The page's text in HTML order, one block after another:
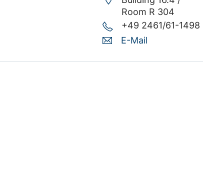
Room R 304
+49 2461/61-1498
E-Mail